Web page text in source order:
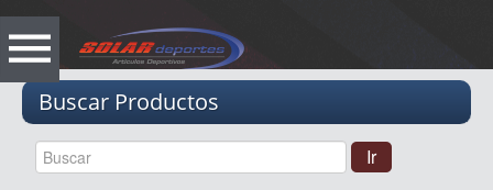
Buscar Productos